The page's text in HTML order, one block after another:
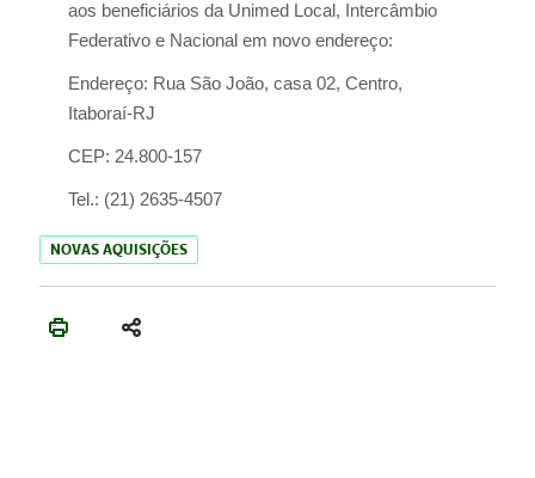
aos beneficiários da Unimed Local, Intercâmbio
Federativo e Nacional em novo endereço:
Endereço: Rua São João, casa 02, Centro,
Itaboraí-RJ
CEP: 24.800-157
Tel.: (21) 2635-4507
NOVAS AQUISIÇÕES